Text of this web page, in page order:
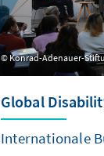
Konrad-Adenauer-
Global
Internationale